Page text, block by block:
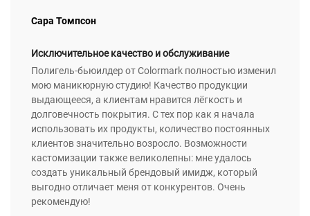
Сара Томпсон
Исключительное качество и обслуживание
Полигель-бьюилдер от Colormark полностью изменил
мою маникюрную студию! Качество продукции
выдающееся, а клиентам нравится лёгкость и
долговечность покрытия. С тех пор как я начала
использовать их продукты, количество постоянных
клиентов значительно возросло. Возможности
кастомизации также великолепны: мне удалось
создать уникальный брендовый имидж, который
выгодно отличает меня от конкурентов. Очень
рекомендую!